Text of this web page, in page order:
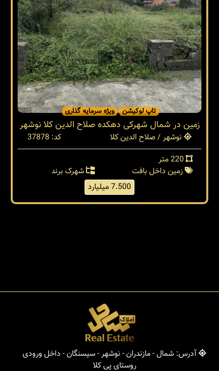
تاپ لوکیشن ویژه سرمایه گذاری
زمین در شمال شهرکی دهکده صلاح الدین کلا نوشهر
نوشهر / صلاح الدین کلا
کد: 37878
زمین داخل بافت
شهرک برند
7.500 میلیارد
آدرس: شمال - مازندران - نوشهر - سیسنگان - داخل ورودی
روستای پی کلا